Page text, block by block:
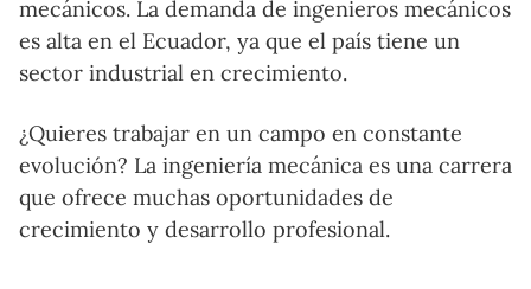
mecánicos. La demanda de ingenieros mecánicos
es alta en el Ecuador, ya que el país tiene un
sector industrial en crecimiento.
¿Quieres trabajar en un campo en constante
evolución? La ingeniería mecánica es una carrera
que ofrece muchas oportunidades de
crecimiento y desarrollo profesional.